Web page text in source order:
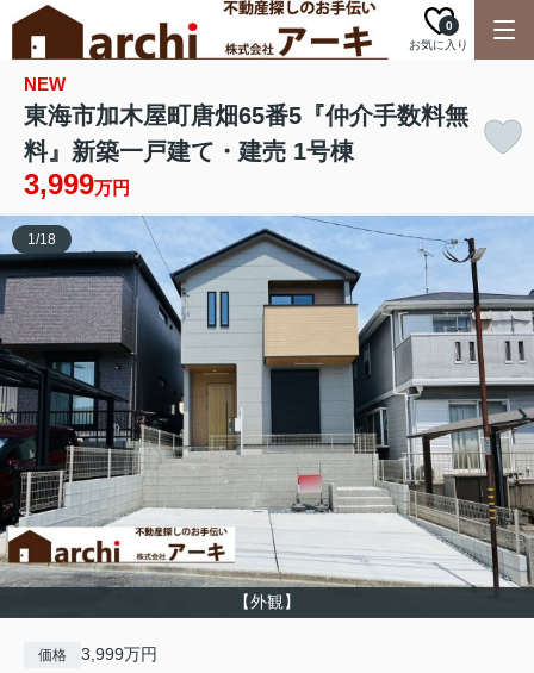
お気に入り
0
NEW
東海市加木屋町唐畑65番5『仲介手数料無
料』新築一戸建て・建売 1号棟
3,999万円
【外観】
1/18
価格 3,999万円